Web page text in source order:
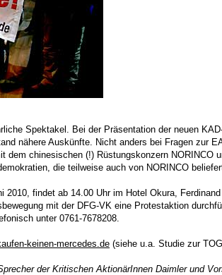
Spektakel. Bei der Präsentation der neuen
nähere Auskünfte. Nicht anders bei Fragen zur
dem chinesischen (!) Rüstungskonzern
die teilweise auch von NORINCO
findet ab 14.00 Uhr im Hotel Okura,
mit der DFG-VK eine Protestaktion
unter 0761-7678208.
keinen-mercedes.de (siehe u.a. Studie zur
der Kritischen AktionärInnen Daimler und